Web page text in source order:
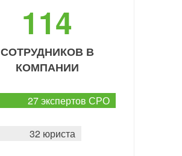
114
СОТРУДНИКОВ В
КОМПАНИИ
27 экспертов СРО
32 юриста